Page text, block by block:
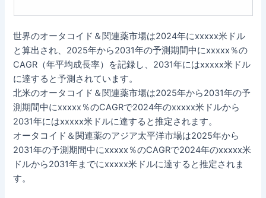
世界のオータコイド＆関連薬市場は2024年にxxxxx米ドル
と算出され、2025年から2031年の予測期間中にxxxxx％の
CAGR（年平均成長率）を記録し、2031年にはxxxxx米ドル
に達すると予測されています。
北米のオータコイド＆関連薬市場は2025年から2031年の予
測期間中にxxxxx％のCAGRで2024年のxxxxx米ドルから
2031年にはxxxxx米ドルに達すると推定されます。
オータコイド＆関連薬のアジア太平洋市場は2025年から
2031年の予測期間中にxxxxx％のCAGRで2024年のxxxxx米
ドルから2031年までにxxxxx米ドルに達すると推定されま
す。